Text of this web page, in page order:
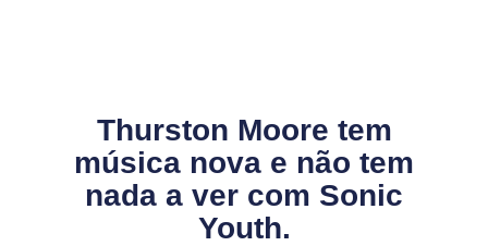
Thurston Moore tem
música nova e não tem
nada a ver com Sonic
Youth.